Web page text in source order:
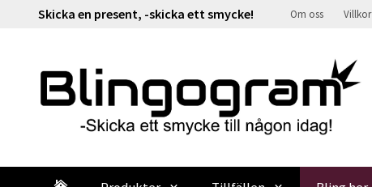
Skicka en present, -skicka ett smycke! Om oss Villkor